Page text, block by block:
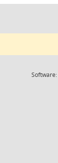
Software: